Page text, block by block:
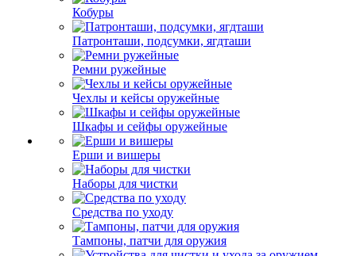
Кобуры
Патронташи, подсумки, ягдташи
Ремни ружейные
Чехлы и кейсы оружейные
Шкафы и сейфы оружейные
Ерши и вишеры
Наборы для чистки
Средства по уходу
Тампоны, патчи для оружия